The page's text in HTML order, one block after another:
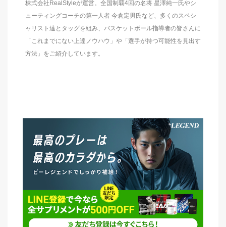
株式会社RealStyleが運営。全国制覇4回の名将 星澤純一氏やシ
ューティングコーチの第一人者 今倉定男氏など、多くのスペシ
ャリスト達とタッグを組み、バスケットボール指導者の皆さんに
「これまでにない上達ノウハウ」や「選手が持つ可能性を見出す
方法」をご紹介しています。